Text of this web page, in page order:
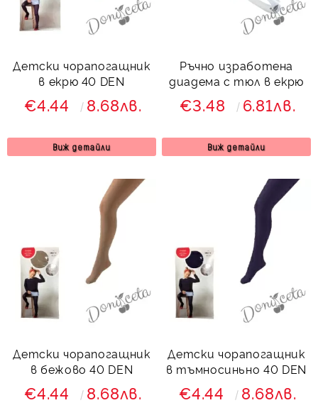
Детски чорапогащник
в екрю 40 DEN
€4.44 8.68лв.
Виж детайли
Ръчно изработена
диадема с тюл в екрю
€3.48 6.81лв.
Виж детайли
Детски чорапогащник
в бежово 40 DEN
€4.44 8.68лв.
Детски чорапогащник
в тъмносиньно 40 DEN
€4.44 8.68лв.